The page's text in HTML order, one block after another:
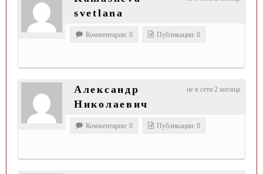
svetlana
Комментарии: 0 Публикации: 0
не в сети 2 месяца
Александр
Николаевич
Комментарии: 0 Публикации: 0